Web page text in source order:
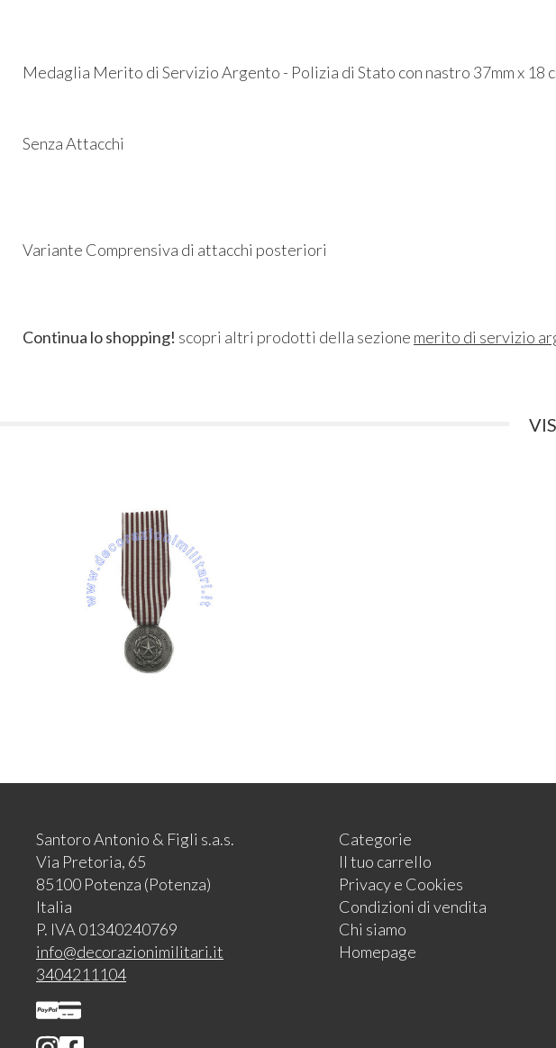
Medaglia Merito di Servizio Argento - Polizia di Stato con nastro 37mm x 18
Senza Attacchi
Variante Comprensiva di attacchi posteriori
Continua lo shopping! scopri altri prodotti della sezione merito di servizio
Santoro Antonio & Figli s.a.s.
Via Pretoria, 65
85100 Potenza (Potenza)
Italia
P. IVA 01340240769
info@decorazionimilitari.it
3404211104
Categorie
Il tuo carrello
Privacy e Cookies
Condizioni di vendita
Chi siamo
Homepage